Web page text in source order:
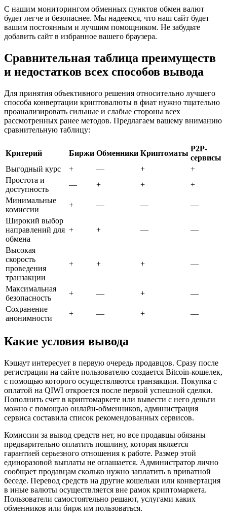
С нашим мониторингом обменных пунктов обмен валют
будет легче и безопаснее. Мы надеемся, что наш сайт будет
вашим постоянным и лучшим помощником. Не забудьте
добавить сайт в избранное вашего браузера.
Сравнительная таблица преимуществ
и недостатков всех способов вывода
Для принятия объективного решения относительно лучшего
способа конвертации криптовалюты в фиат нужно тщательно
проанализировать сильные и слабые стороны всех
рассмотренных ранее методов. Предлагаем вашему вниманию
сравнительную таблицу:
Критерий Биржи Обменники Криптоматы
P2P-
сервисы
Выгодный курс
+ — +
+
Простота и
доступность
— + +
+
Минимальные
комиссии
+ — —
—
Широкий выбор
направлений для
обмена
+ + — —
Высокая
скорость
проведения
транзакции
+ + + —
Максимальная
безопасность
+ — +
—
Сохранение
анонимности
+ — + —
Какие условия вывода
Кэшаут интересует в первую очередь продавцов. Сразу после
регистрации на сайте пользователю создается Bitcoin-кошелек,
с помощью которого осуществляются транзакции. Покупка с
оплатой на QIWI откроется после первой успешной сделки.
Пополнить счет в криптомаркете или вывести с него деньги
можно с помощью онлайн-обменников, администрация
сервиса составила список рекомендованных сервисов.
Комиссии за вывод средств нет, но все продавцы обязаны
предварительно оплатить пошлину, которая является
гарантией серьезного отношения к работе. Размер этой
единоразовой выплаты не оглашается. Администратор лично
сообщает продавцам сколько нужно заплатить в приватной
беседе. Перевод средств на другие кошельки или конвертация
в иные валюты осуществляется вне рамок криптомаркета.
Пользователи самостоятельно решают, услугами каких
обменников или бирж им пользоваться.